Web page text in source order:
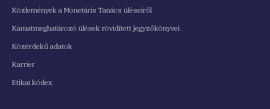
Közlemények a Monetáris Tanács üléseiről
Kamatmeghatározó ülések rövidített jegyzőkönyvei
Közérdekű adatok
Karrier
Etikai kódex